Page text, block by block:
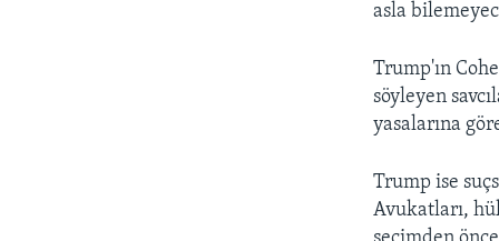
asla
Trump'ın
söyleyen
yasalarına
Trump ise
Avukatları,